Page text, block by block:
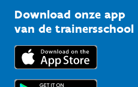
Bedrijven
Trainers en begeleiders
Kennisplatform
Downloads
Voor de pers
Download onze app
van de trainersschool